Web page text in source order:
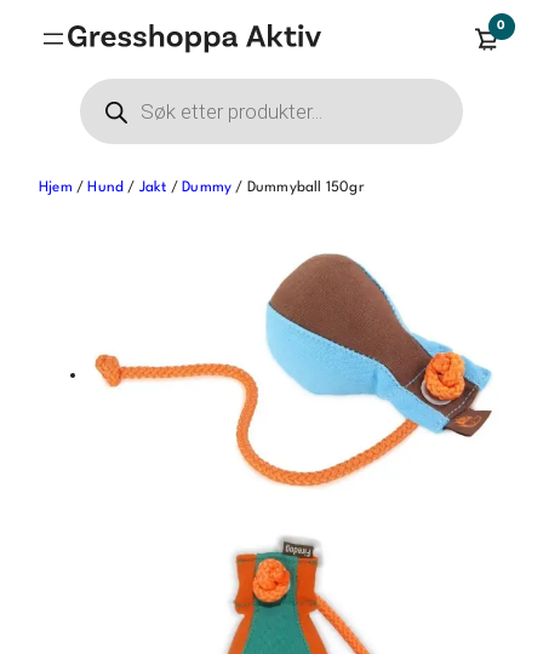
0
Products
search
Hjem /Hund / Jakt /Dummy / Dummyball 150gr